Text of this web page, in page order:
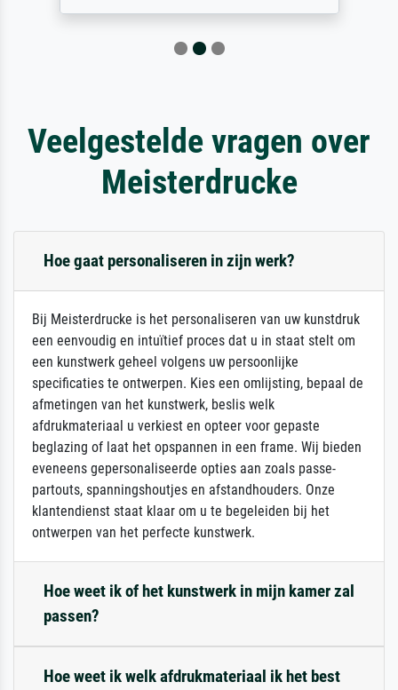
Veelgestelde vragen over
Meisterdrucke
Hoe gaat personaliseren in zijn werk?
Bij Meisterdrucke is het personaliseren van uw kunstdruk
een eenvoudig en intuïtief proces dat u in staat stelt om
een kunstwerk geheel volgens uw persoonlijke
specificaties te ontwerpen. Kies een omlijsting, bepaal de
afmetingen van het kunstwerk, beslis welk
afdrukmateriaal u verkiest en opteer voor gepaste
beglazing of laat het opspannen in een frame. Wij bieden
eveneens gepersonaliseerde opties aan zoals passe-
partouts, spanningshoutjes en afstandhouders. Onze
klantendienst staat klaar om u te begeleiden bij het
ontwerpen van het perfecte kunstwerk.
Hoe weet ik of het kunstwerk in mijn kamer zal
passen?
Hoe weet ik welk afdrukmateriaal ik het best